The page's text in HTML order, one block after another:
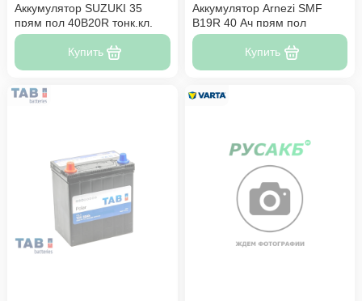
Аккумулятор SUZUKI 35
прям пол 40B20R тонк.кл.
Купить
Аккумулятор Arnezi SMF
B19R 40 Ач прям пол
Купить